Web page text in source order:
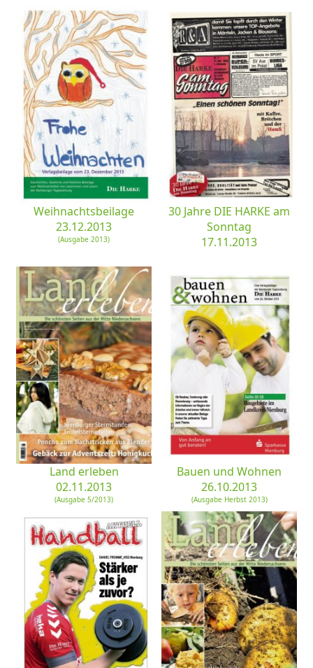
Weihnachtsbeilage
23.12.2013
(Ausgabe 2013)
30 Jahre DIE HARKE am
Sonntag
17.11.2013
Land erleben
02.11.2013
(Ausgabe 5/2013)
Bauen und Wohnen
26.10.2013
(Ausgabe Herbst 2013)